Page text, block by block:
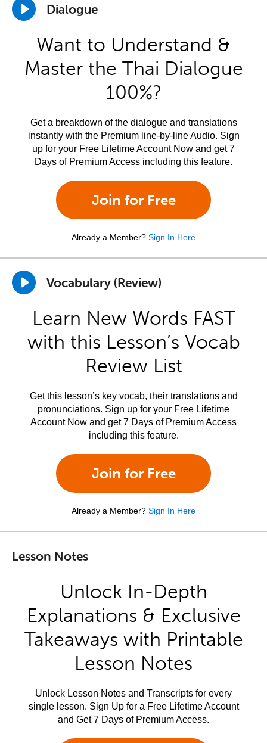
Dialogue
Want to Understand &
Master the Thai Dialogue
100%?
Get a breakdown of the dialogue and translations
instantly with the Premium line-by-line Audio. Sign
up for your Free Lifetime Account Now and get 7
Days of Premium Access including this feature.
Join for Free
Already a Member? Sign In Here
Vocabulary (Review)
Learn New Words FAST
with this Lesson’s Vocab
Review List
Get this lesson’s key vocab, their translations and
pronunciations. Sign up for your Free Lifetime
Account Now and get 7 Days of Premium Access
including this feature.
Join for Free
Already a Member? Sign In Here
Lesson Notes
Unlock In-Depth
Explanations & Exclusive
Takeaways with Printable
Lesson Notes
Unlock Lesson Notes and Transcripts for every
single lesson. Sign Up for a Free Lifetime Account
and Get 7 Days of Premium Access.